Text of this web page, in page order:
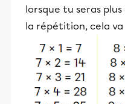
lorsque tu seras
la répétition, cela